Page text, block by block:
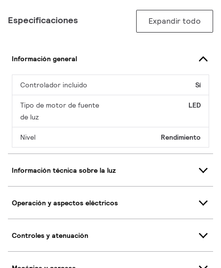
Especificaciones Expandir todo
Información general
Controlador incluido Sí
Tipo de motor de fuente
de luz
LED
Nivel Rendimiento
Información técnica sobre la luz
Operación y aspectos eléctricos
Controles y atenuación